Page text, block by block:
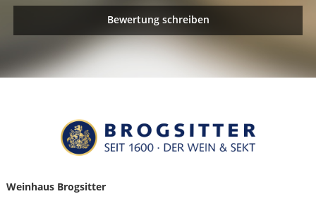
Bewertung schreiben
Weinhaus Brogsitter